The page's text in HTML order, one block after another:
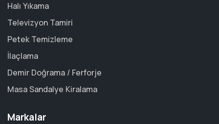
Halı Yıkama
Televizyon Tamiri
Petek Temizleme
İlaçlama
Demir Doğrama / Ferforje
Masa Sandalye Kiralama
Markalar